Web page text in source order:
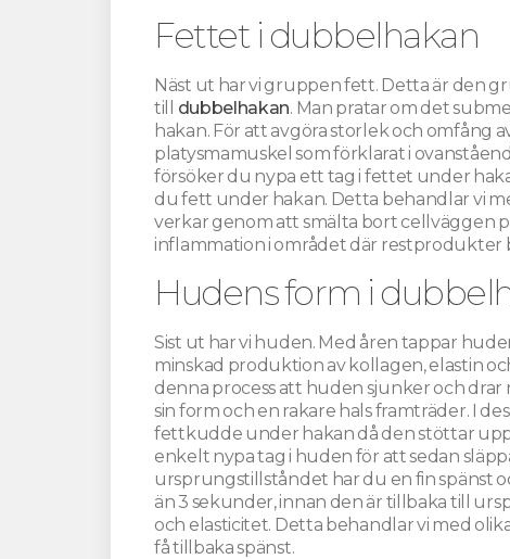
Fettet i dubbelhakan
Näst ut har vi gruppen fett. Detta är den
till dubbelhakan. Man pratar om det
hakan. För att avgöra storlek och omfång
platysmamuskel som förklarat i
försöker du nypa ett tag i fettet under
du fett under hakan. Detta behandlar vi
verkar genom att smälta bort cellväggen
inflammation i området där restprodukter
Hudens form i
Sist ut har vi huden. Med åren tappar
minskad produktion av kollagen, elastin
denna process att huden sjunker och
sin form och en rakare hals framträder. I
fettkudde under hakan då den stöttar
enkelt nypa tag i huden för att sedan
ursprungstillståndet har du en fin spänst
än 3 sekunder, innan den är tillbaka till
och elasticitet. Detta behandlar vi med
få tillbaka spänst.